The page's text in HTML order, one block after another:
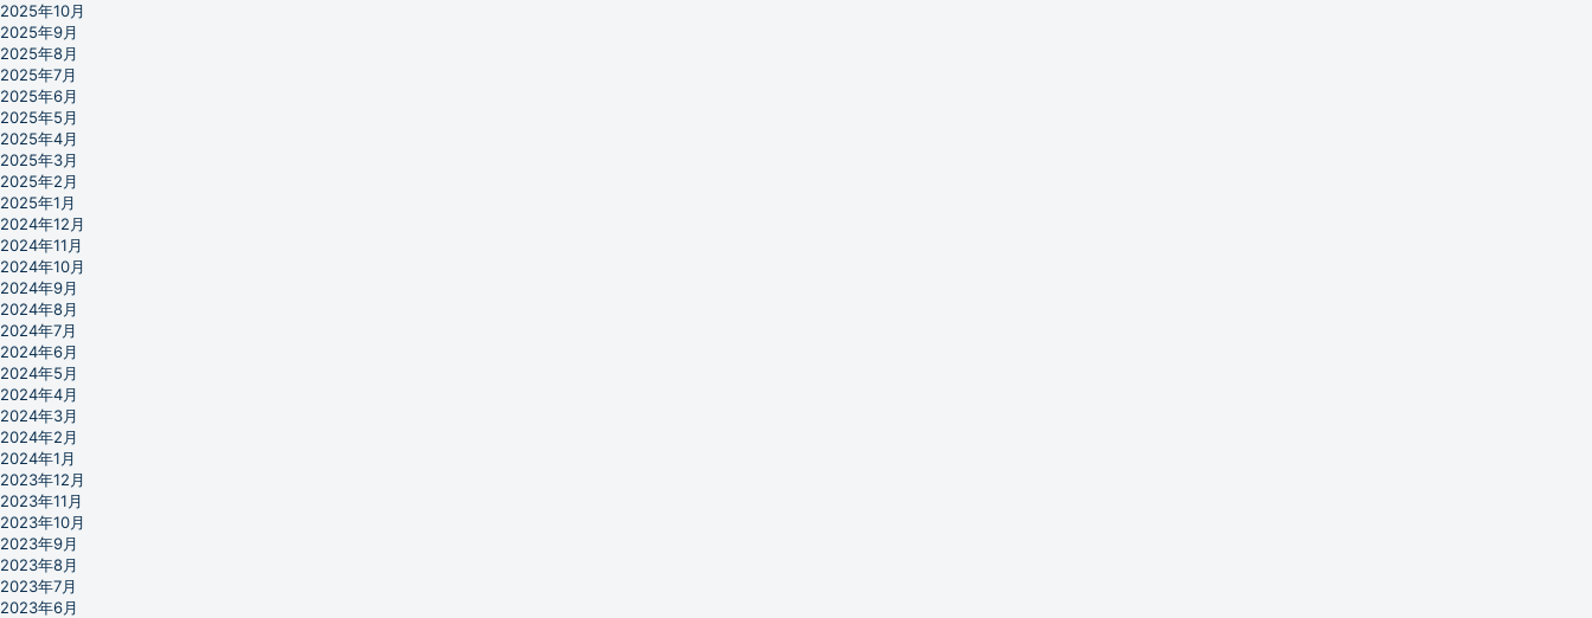
2025年10月
2025年9月
2025年8月
2025年7月
2025年6月
2025年5月
2025年4月
2025年3月
2025年2月
2025年1月
2024年12月
2024年11月
2024年10月
2024年9月
2024年8月
2024年7月
2024年6月
2024年5月
2024年4月
2024年3月
2024年2月
2024年1月
2023年12月
2023年11月
2023年10月
2023年9月
2023年8月
2023年7月
2023年6月